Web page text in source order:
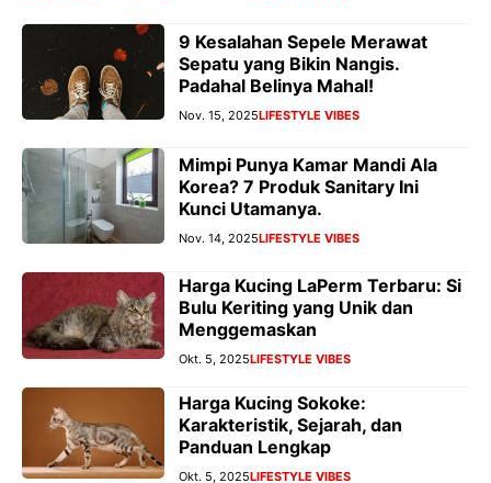
9 Kesalahan Sepele Merawat
Sepatu yang Bikin Nangis.
Padahal Belinya Mahal!
Nov. 15, 2025LIFESTYLE VIBES
Mimpi Punya Kamar Mandi Ala
Korea? 7 Produk Sanitary Ini
Kunci Utamanya.
Nov. 14, 2025LIFESTYLE VIBES
Harga Kucing LaPerm Terbaru: Si
Bulu Keriting yang Unik dan
Menggemaskan
Okt. 5, 2025LIFESTYLE VIBES
Harga Kucing Sokoke:
Karakteristik, Sejarah, dan
Panduan Lengkap
Okt. 5, 2025LIFESTYLE VIBES